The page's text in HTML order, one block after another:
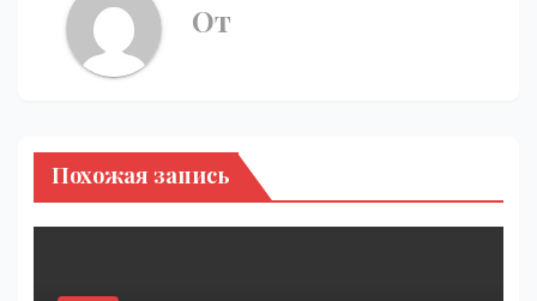
От
Похожая запись